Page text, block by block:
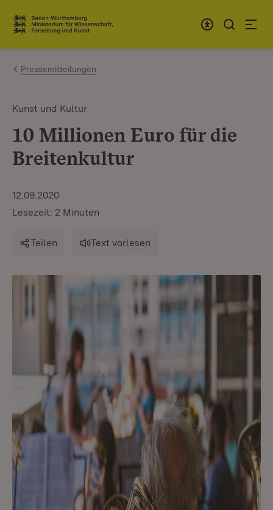
Zum Inhalt springen
Link zur Startseite
Pressemitteilungen
Kunst und Kultur
10 Millionen Euro für die
Breitenkultur
12.09.2020
Lesezeit: 2 Minuten
Teilen Text vorlesen